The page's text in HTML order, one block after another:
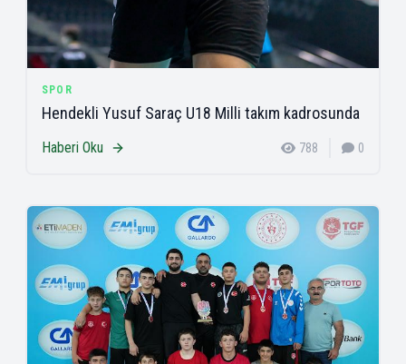
SPOR
Hendekli Yusuf Saraç U18 Milli takım kadrosunda
Haberi Oku 788 0